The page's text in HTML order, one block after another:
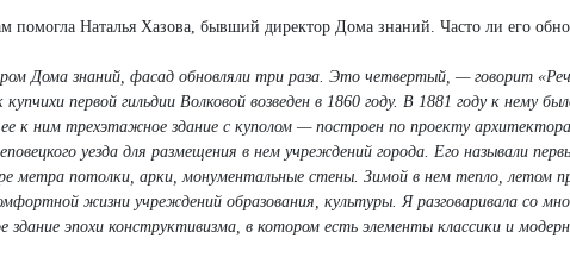
помогла Наталья Хазова, бывший директор Дома знаний. Часто ли его
Дома знаний, фасад обновляли три раза. Это четвертый, — говорит
первой гильдии Волковой возведен в 1860 году. В 1881 году к нему
к ним трехэтажное здание с куполом — построен по проекту
уезда для размещения в нем учреждений города. Его называли
метра потолки, арки, монументальные стены. Зимой в нем тепло, летом
жизни учреждений образования, культуры. Я разговаривала со
эпохи конструктивизма, в котором есть элементы классики и